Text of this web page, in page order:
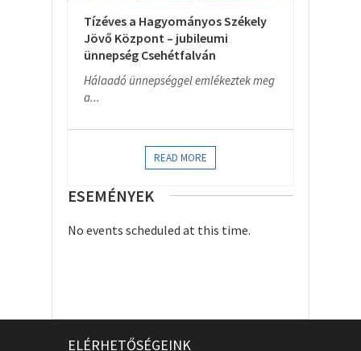
Tízéves a Hagyományos Székely
Jövő Központ – jubileumi
ünnepség Csehétfalván
Hálaadó ünnepséggel emlékeztek meg
a...
READ MORE
ESEMÉNYEK
No events scheduled at this time.
ELÉRHETŐSÉGEINK